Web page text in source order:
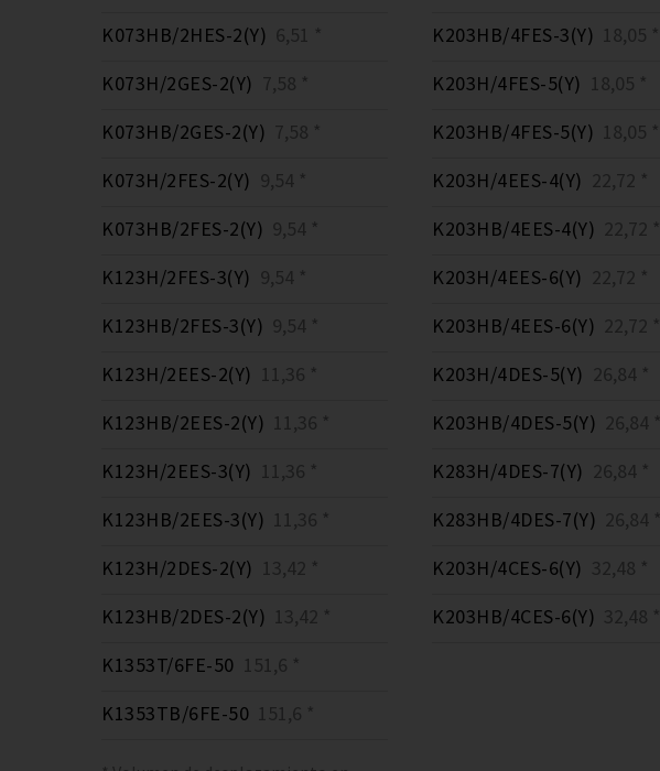
K073HB/2HES-2(Y) 6,51 *
K073H/2GES-2(Y) 7,58 *
K073HB/2GES-2(Y) 7,58 *
K073H/2FES-2(Y) 9,54 *
K073HB/2FES-2(Y) 9,54 *
K123H/2FES-3(Y) 9,54 *
K123HB/2FES-3(Y) 9,54 *
K123H/2EES-2(Y) 11,36 *
K123HB/2EES-2(Y) 11,36 *
K123H/2EES-3(Y) 11,36 *
K123HB/2EES-3(Y) 11,36 *
K123H/2DES-2(Y) 13,42 *
K123HB/2DES-2(Y) 13,42 *
K203HB/4FES-3(Y) 18,05 *
K203H/4FES-5(Y) 18,05 *
K203HB/4FES-5(Y) 18,05 *
K203H/4EES-4(Y) 22,72 *
K203HB/4EES-4(Y) 22,72 *
K203H/4EES-6(Y) 22,72 *
K203HB/4EES-6(Y) 22,72 *
K203H/4DES-5(Y) 26,84 *
K203HB/4DES-5(Y) 26,84 *
K283H/4DES-7(Y) 26,84 *
K283HB/4DES-7(Y) 26,84 *
K203H/4CES-6(Y) 32,48 *
K203HB/4CES-6(Y) 32,48 *
K1353T/6FE-50 151,6 *
K1353TB/6FE-50 151,6 *